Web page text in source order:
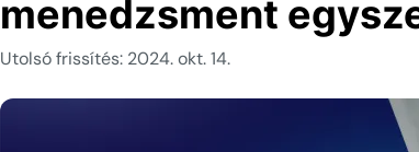
menedzsment
Utolsó frissítés: 2024. okt. 14.